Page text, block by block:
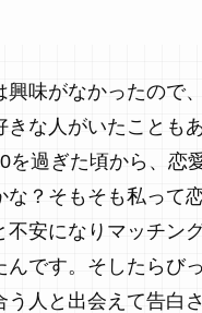
興味がなかったので
きな人がいたことも
を過ぎた頃から、恋
な？そもそも私って
不安になりマッチン
んです。そしたらび
う人と出会えて告白